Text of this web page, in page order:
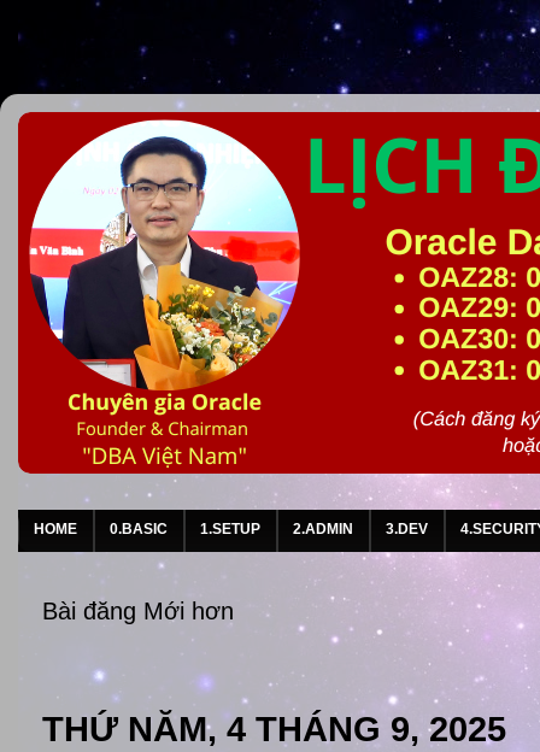
HOME 0.BASIC 1.SETUP 2.ADMIN 3.DEV
Bài đăng Mới hơn
THỨ NĂM, 4 THÁNG 9, 2025